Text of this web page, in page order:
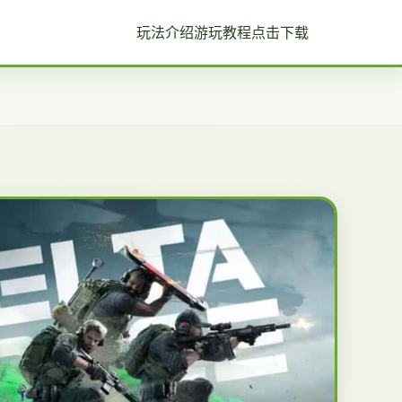
玩法介绍游玩教程点击下载